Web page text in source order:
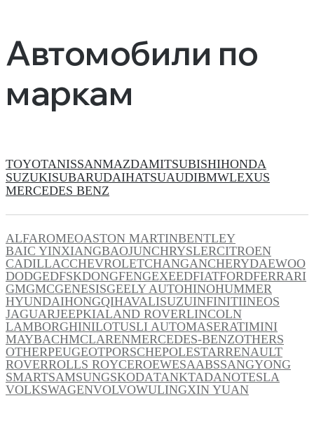
Автомобили по
маркам
TOYOTANISSANMAZDAMITSUBISHIHONDA
SUZUKISUBARUDAIHATSUAUDIBMWLEXUS
MERCEDES BENZ
ALFAROMEOASTON MARTINBENTLEY
BAIC YINXIANGBAOJUNCHRYSLERCITROEN
CADILLACCHEVROLETCHANGANCHERYDAEWOO
DODGEDFSKDONGFENGEXEEDFIATFORDFERRARI
GMGMCGENESISGEELY AUTOHINOHUMMER
HYUNDAIHONGQIHAVALISUZUINFINITIINEOS
JAGUARJEEPKIALAND ROVERLINCOLN
LAMBORGHINILOTUSLI AUTOMASERATIMINI
MAYBACHMCLARENMERCEDES-BENZOTHERS
OTHERPEUGEOTPORSCHEPOLESTARRENAULT
ROVERROLLS ROYCEROEWESAABSSANGYONG
SMARTSAMSUNGSKODATANKTADANOTESLA
VOLKSWAGENVOLVOWULINGXIN YUAN